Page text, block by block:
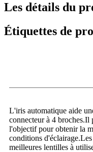
Les détails du
Étiquettes de
L'iris automatique aide
connecteur à 4 broches.Il
l'objectif pour obtenir la
conditions
meilleures lentilles à